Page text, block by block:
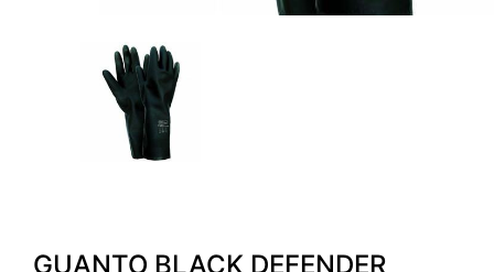
GUANTO BLACK DEFENDER